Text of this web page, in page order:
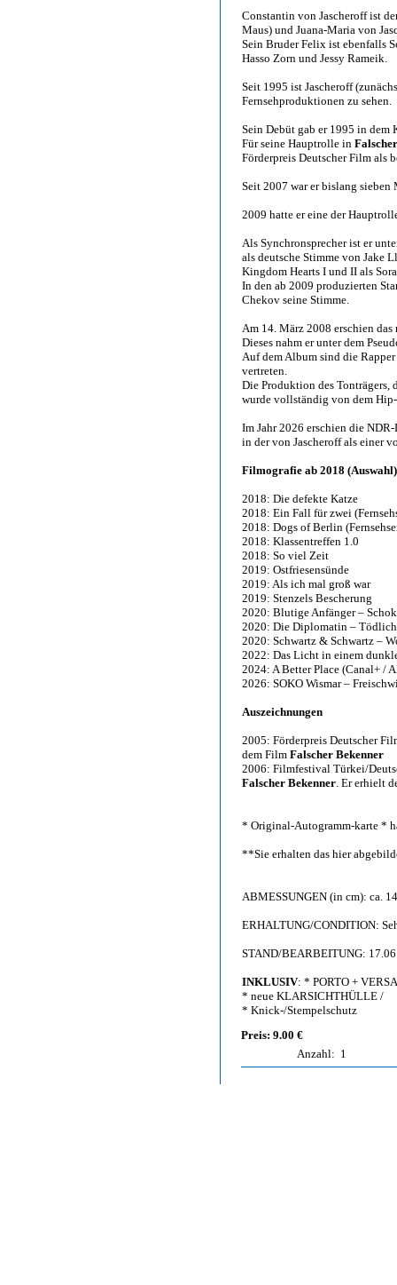
Constantin von Jascheroff ist
Maus) und Juana-Maria von
Sein Bruder Felix ist ebenfalls
Hasso Zorn und Jessy Rameik.
Seit 1995 ist Jascheroff
Fernsehproduktionen zu sehen.
Sein Debüt gab er 1995 in
Für seine Hauptrolle in
Förderpreis Deutscher Film als
Seit 2007 war er bislang
2009 hatte er eine der
Als Synchronsprecher ist er
als deutsche Stimme von Jake
Kingdom Hearts I und II als
In den ab 2009 produzierten
Chekov seine Stimme.
Am 14. März 2008 erschien
Dieses nahm er unter dem
Auf dem Album sind die
vertreten.
Die Produktion des Tonträgers,
wurde vollständig von dem
Im Jahr 2026 erschien die
in der von Jascheroff als einer
Filmografie ab 2018 (Auswahl)
2018: Die defekte Katze
2018: Ein Fall für zwei
2018: Dogs of Berlin
2018: Klassentreffen 1.0
2018: So viel Zeit
2019: Ostfriesensünde
2019: Als ich mal groß war
2019: Stenzels Bescherung
2020: Blutige Anfänger –
2020: Die Diplomatin –
2020: Schwartz & Schwartz –
2022: Das Licht in einem
2024: A Better Place (Canal+ /
2026: SOKO Wismar –
Auszeichnungen
2005: Förderpreis Deutscher
dem Film Falscher Bekenner
2006: Filmfestival Türkei/
Falscher Bekenner. Er erhielt
* Original-Autogramm-karte *
**Sie erhalten das hier
ABMESSUNGEN (in cm): ca.
ERHALTUNG/CONDITION:
STAND/BEARBEITUNG:
INKLUSIV: * PORTO +
* neue KLARSICHTHÜLLE /
* Knick-/Stempelschutz
Preis: 9.00 €
Anzahl: 1